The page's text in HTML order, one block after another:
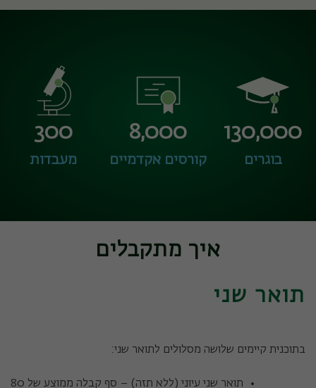
130,000
בוגרים
8,000
קורסים אקדמיים
300
מעבדות
איך מתקבלים
תואר שני
בתוכנית קיימים שלושה מסלולים לתואר שני:
תואר שני עיוני (ללא תזה) – סף קבלה ממוצע של 80